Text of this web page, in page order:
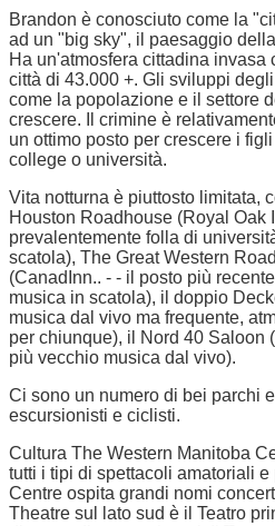
Brandon è conosciuto come la
ad un "big sky", il paesaggio
Ha un'atmosfera cittadina invasa
città di 43.000 +. Gli sviluppi
come la popolazione e il settore
crescere. Il crimine è
un ottimo posto per crescere i
college o università.
Vita notturna è piuttosto limitata,
Houston Roadhouse (Royal Oak
prevalentemente folla di
scatola), The Great Western
(CanadInn.. - - il posto più
musica in scatola), il doppio
musica dal vivo ma frequente,
per chiunque), il Nord 40 Saloon
più vecchio musica dal vivo).
Ci sono un numero di bei parchi
escursionisti e ciclisti.
Cultura The Western Manitoba
tutti i tipi di spettacoli amatoriali
Centre ospita grandi nomi
Theatre sul lato sud è il Teatro